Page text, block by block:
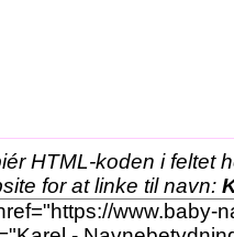
HTML-koden i feltet
for at linke til navn: